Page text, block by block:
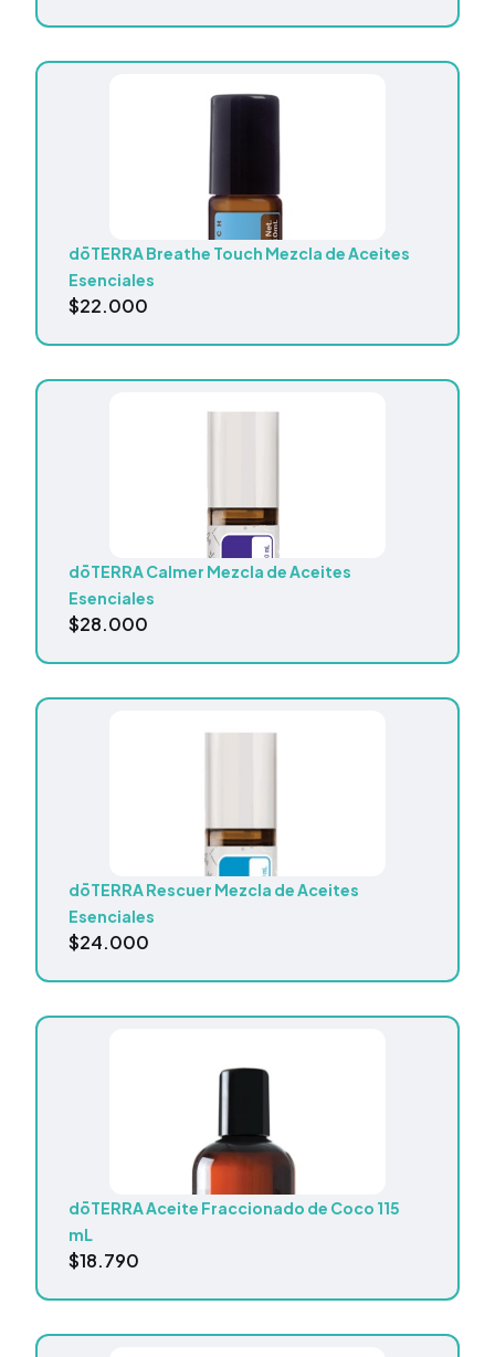
dōTERRA Breathe Touch Mezcla de Aceites
Esenciales
$22.000
dōTERRA Calmer Mezcla de Aceites
Esenciales
$28.000
dōTERRA Rescuer Mezcla de Aceites
Esenciales
$24.000
dōTERRA Aceite Fraccionado de Coco 115
mL
$18.790